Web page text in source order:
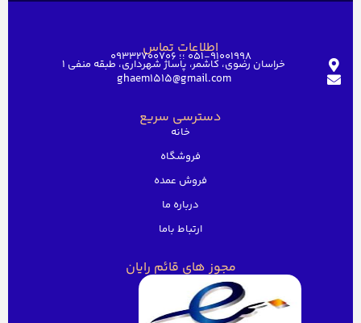
اطلاعات تماس051-91001998 ؛؛ 09332700706
خراسان رضوی، کاشمر، پاساژ شهرداری، طبقه منفی ۱
ghaem1515@gmail.com
دسترسی سریع
خانه
فروشگاه
فروش عمده
درباره ما
ارتباط باما
مجوز های قائم رایان